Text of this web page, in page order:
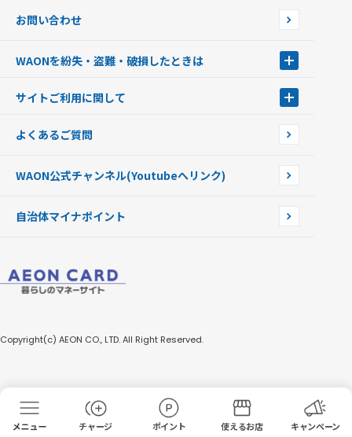
チャージ ポイント 使えるお店 キャンペーン
WAONカード・WAONカードプラス
モバイルWAON
提携WAONカード
WAONネットステーション
新型WAONステーション
WAONチャージャーmini
お問い合わせ
WAONを紛失・盗難・破損したときは
WAONカードの拾得について
サイトご利用に関して
企業情報
よくあるご質問
WAON公式チャンネル(Youtubeへリンク)
自治体マイナポイント
Copyright(c) AEON CO., LTD. All Right Reserved.